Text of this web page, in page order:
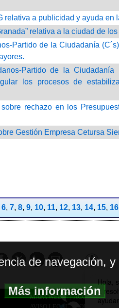
relativa a publicidad y ayuda en
relativa a la ciudad de
Partido de la Ciudadanía
Partido de la
los procesos de
rechazo en los
Gestión Empresa Cetursa
6, 7, 8, 9, 10, 11, 12, 13, 14, 15, 16
MAPA WEB|
AVISO LEGAL| POLITICA DE
de navegación,
Más información